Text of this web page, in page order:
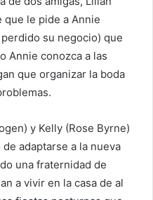
que le pide a Annie
su negocio) que
Annie conozca a las
que organizar la boda
y Kelly (Rose Byrne)
adaptarse a la nueva
una fraternidad de
a vivir en la casa de al